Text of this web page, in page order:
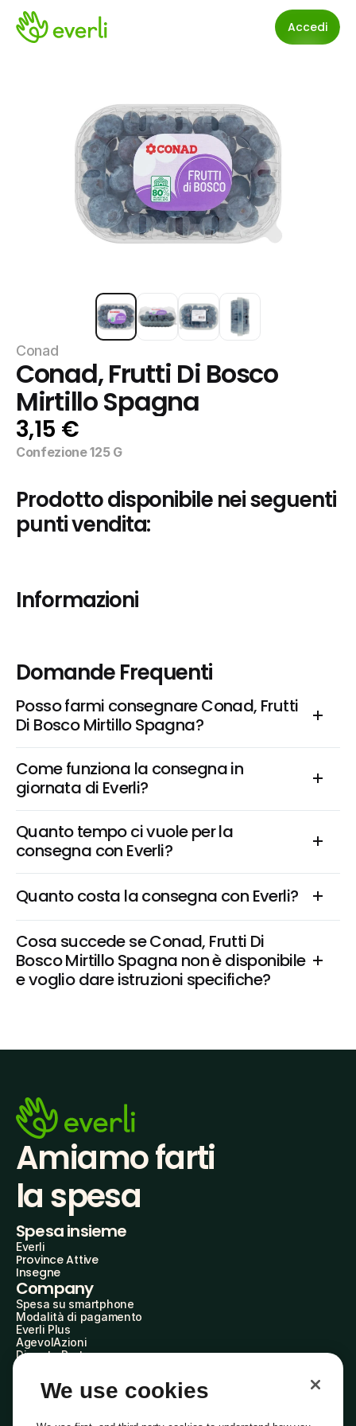
Accedi
Conad
Conad, Frutti Di Bosco
Mirtillo Spagna
3,15 €
Confezione 125 G
Prodotto disponibile nei seguenti
punti vendita:
Informazioni
Domande Frequenti
Posso farmi consegnare Conad, Frutti
Di Bosco Mirtillo Spagna?
Come funziona la consegna in
giornata di Everli?
Quanto tempo ci vuole per la
consegna con Everli?
Quanto costa la consegna con Everli?
Cosa succede se Conad, Frutti Di
Bosco Mirtillo Spagna non è disponibile
e voglio dare istruzioni specifiche?
Amiamo farti
la spesa
Spesa insieme
Everli
Province Attive
Insegne
Company
Spesa su smartphone
Modalità di pagamento
Everli Plus
AgevolAzioni
Diventa Partner
Everli Shoppers
About Us
We use cookies